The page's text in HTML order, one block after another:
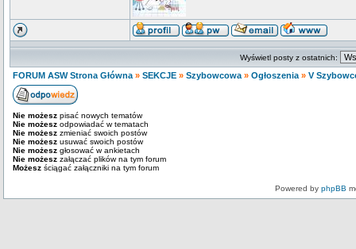
Wyświetl posty z ostatnich:
FORUM ASW Strona Główna » SEKCJE » Szybowcowa » Ogłoszenia » V
Nie możesz pisać nowych tematów
Nie możesz odpowiadać w tematach
Nie możesz zmieniać swoich postów
Nie możesz usuwać swoich postów
Nie możesz głosować w ankietach
Nie możesz załączać plików na tym forum
Możesz ściągać załączniki na tym forum
Powered by phpBB